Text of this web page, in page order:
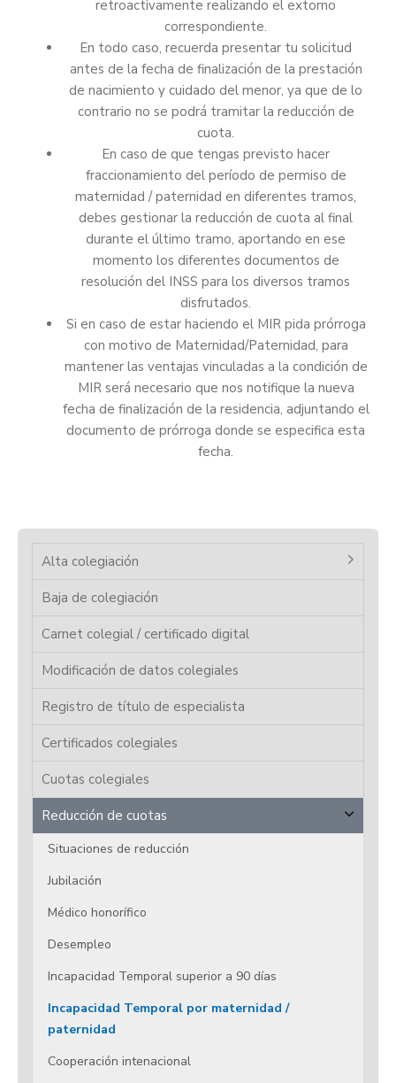
retroactivamente realizando el extorno
correspondiente.
En todo caso, recuerda presentar tu solicitud
antes de la fecha de finalización de la prestación
de nacimiento y cuidado del menor, ya que de lo
contrario no se podrá tramitar la reducción de
cuota.
En caso de que tengas previsto hacer
fraccionamiento del período de permiso de
maternidad / paternidad en diferentes tramos,
debes gestionar la reducción de cuota al final
durante el último tramo, aportando en ese
momento los diferentes documentos de
resolución del INSS para los diversos tramos
disfrutados.
Si en caso de estar haciendo el MIR pida prórroga
con motivo de Maternidad/Paternidad, para
mantener las ventajas vinculadas a la condición de
MIR será necesario que nos notifique la nueva
fecha de finalización de la residencia, adjuntando el
documento de prórroga donde se especifica esta
fecha.
Alta colegiación
Baja de colegiación
Carnet colegial / certificado digital
Modificación de datos colegiales
Registro de título de especialista
Certificados colegiales
Cuotas colegiales
Reducción de cuotas
Situaciones de reducción
Jubilación
Médico honorífico
Desempleo
Incapacidad Temporal superior a 90 días
Incapacidad Temporal por maternidad /
paternidad
Cooperación intenacional